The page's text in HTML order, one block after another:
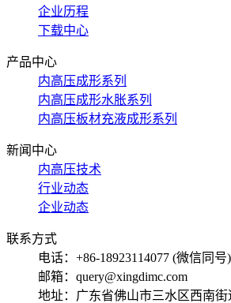
企业历程
下载中心
产品中心
内高压成形系列
内高压成形水胀系列
内高压板材充液成形系列
新闻中心
内高压技术
行业动态
企业动态
联系方式
电话：+86-18923114077 (微信同号)
邮箱：query@xingdimc.com
地址：广东省佛山市三水区西南